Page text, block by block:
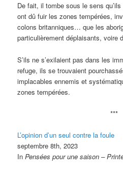
De fait, il tombe sous le sens
ont dû fuir les zones tempérées,
colons britanniques… que les
particulièrement déplaisants, voire
S’ils ne s’exilaient pas dans les
refuge, ils se trouvaient
implacables ennemis et
zones tempérées.
***
L’opinion d’un seul contre la foule
septembre 8th, 2023
InPensées pour une saison –